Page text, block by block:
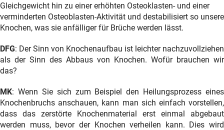
Gleichgewicht hin zu einer erhöhten Osteoklasten- und einer
verminderten Osteoblasten-Aktivität und destabilisiert so unsere
Knochen, was sie anfälliger für Brüche werden lässt.
DFG: Der Sinn von Knochenaufbau ist leichter nachzuvollziehen
als der Sinn des Abbaus von Knochen. Wofür brauchen wir
das?
MK: Wenn Sie sich zum Beispiel den Heilungsprozess eines
Knochenbruchs anschauen, kann man sich einfach vorstellen,
dass das zerstörte Knochenmaterial erst einmal abgebaut
werden muss, bevor der Knochen verheilen kann. Dies wird